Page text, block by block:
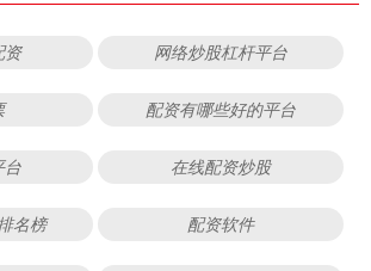
资 网络炒股杠杆平台
配资有哪些好的平台
台 在线配资炒股
名榜 配资软件